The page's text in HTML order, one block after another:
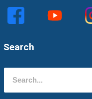
Search